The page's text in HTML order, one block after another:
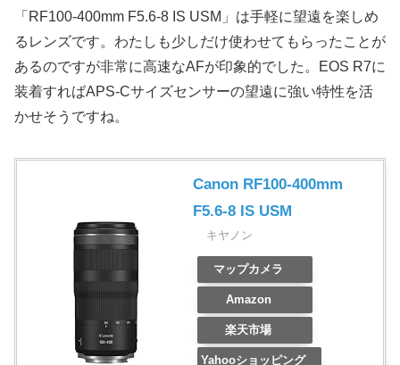
「RF100-400mm F5.6-8 IS USM」は手軽に望遠を楽しめ
るレンズです。わたしも少しだけ使わせてもらったことが
あるのですが非常に高速なAFが印象的でした。EOS R7に
装着すればAPS-Cサイズセンサーの望遠に強い特性を活
かせそうですね。
Canon RF100-400mm
F5.6-8 IS USM
キヤノン
マップカメラ
Amazon
楽天市場
Yahooショッピング